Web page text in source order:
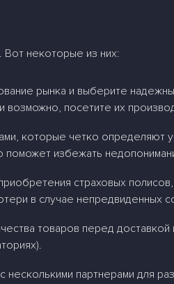
Вот некоторые из них:
рынка и выберите
возможно, посетите их
которые четко определяют
избежать
страховых
в случае непредвиденных
товаров перед
партнерами для